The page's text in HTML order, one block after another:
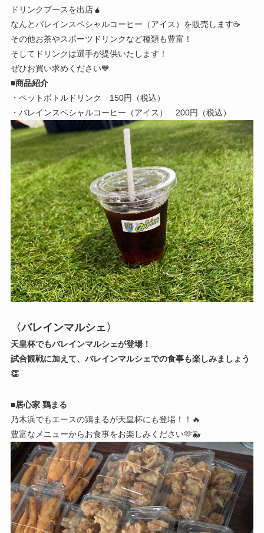
ドリンクブースを出店🧉
なんとバレインスペシャルコーヒー（アイス）を販売します☕
その他お茶やスポーツドリンクなど種類も豊富！
そしてドリンクは選手が提供いたします！
ぜひお買い求めください💙
■商品紹介
・ペットボトルドリンク 150円（税込）
・バレインスペシャルコーヒー（アイス） 200円（税込）
〈バレインマルシェ〉
天皇杯でもバレインマルシェが登場！
試合観戦に加えて、バレインマルシェでの食事も楽しみましょう
👏
■居心家 鶏まる
乃木浜でもエースの鶏まるが天皇杯にも登場！！🔥
豊富なメニューからお食事をお楽しみください🫶🐳